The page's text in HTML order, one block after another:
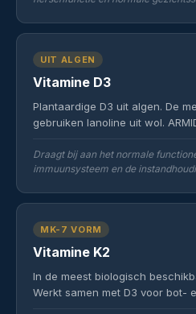
UIT ALGEN
Vitamine D3
Plantaardige D3 uit algen. De
gebruiken lanoline uit wol.
Draagt bij aan het normale
immuunsysteem en de
MK-7 VORM
Vitamine K2
In de meest biologisch
Werkt samen met D3 voor bot-